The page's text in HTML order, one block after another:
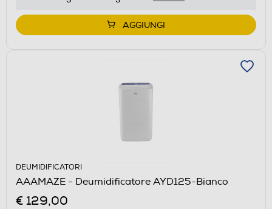
AGGIUNGI
DEUMIDIFICATORI
AAAMAZE - Deumidificatore AYD125-Bianco
€ 129,00